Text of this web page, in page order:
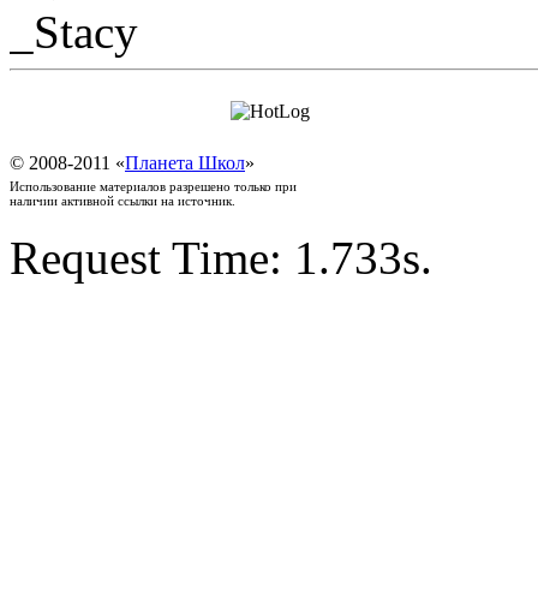
_Stacy
© 2008-2011 «Планета Школ»
Использование материалов разрешено только при
наличии активной ссылки на источник.
Request Time: 1.733s.